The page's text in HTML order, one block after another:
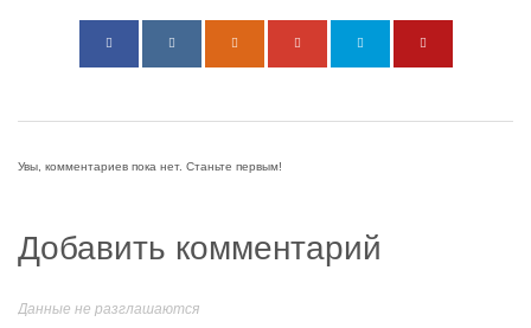
Увы, комментариев пока нет. Станьте первым!
Добавить комментарий
Данные не разглашаются